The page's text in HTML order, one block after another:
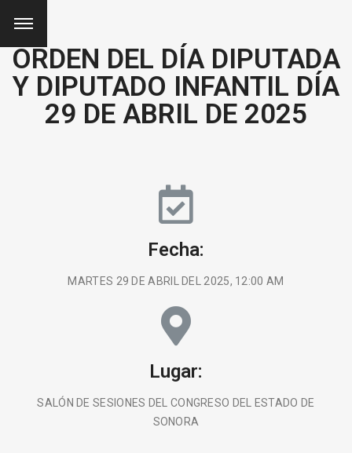
ORDEN DEL DÍA DIPUTADA
Y DIPUTADO INFANTIL DÍA
29 DE ABRIL DE 2025
Fecha:
MARTES 29 DE ABRIL DEL 2025, 12:00 AM
Lugar:
SALÓN DE SESIONES DEL CONGRESO DEL ESTADO DE
SONORA